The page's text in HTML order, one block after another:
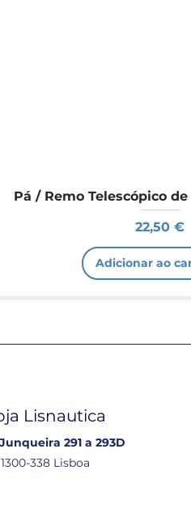
Pá / Remo Telescópico
Preço
22,50 €
Adicionar ao
Lisnautica
291 a 293D
1300-338 Lisboa